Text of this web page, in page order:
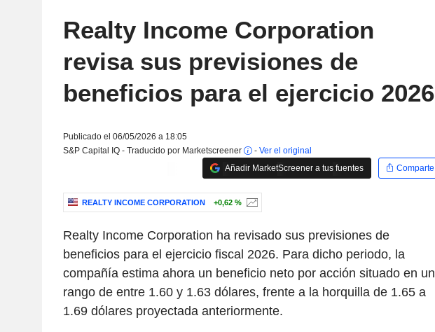
Realty Income Corporation
revisa sus previsiones de
beneficios para el ejercicio 2026
Publicado el 06/05/2026 a 18:05
S&P Capital IQ - Traducido por Marketscreener
- Ver el original
Añadir MarketScreener a tus fuentes
Comparte
REALTY INCOME CORPORATION +0,62 %
Realty Income Corporation ha revisado sus previsiones de
beneficios para el ejercicio fiscal 2026. Para dicho periodo, la
compañía estima ahora un beneficio neto por acción situado en un
rango de entre 1.60 y 1.63 dólares, frente a la horquilla de 1.65 a
1.69 dólares proyectada anteriormente.